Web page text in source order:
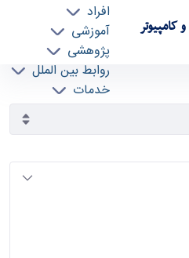
افراد
آموزشی
پژوهشی
روابط بین الملل
خدمات
آرشیو اطلاعیه ها - ece- دانشکده مهندسی برق و